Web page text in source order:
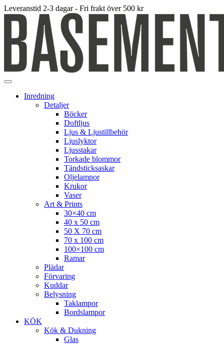
Leveranstid 2-3 dagar - Fri frakt över 500 kr
Inredning
Detaljer
Böcker
Doftljus
Ljus & Ljustillbehör
Ljuslyktor
Ljusstakar
Torkade blommor
Tändsticksaskar
Oljelampor
Krukor
Vaser
Art & Prints
30×40 cm
40 x 50 cm
50 X 70 cm
70 x 100 cm
100×100 cm
Ramar
Plädar
Förvaring
Kuddar
Belysning
Taklampor
Bordslampor
KÖK
Kök & Dukning
Glas